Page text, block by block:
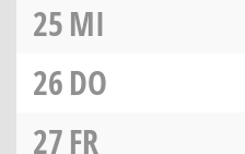
25MI
26DO
27FR